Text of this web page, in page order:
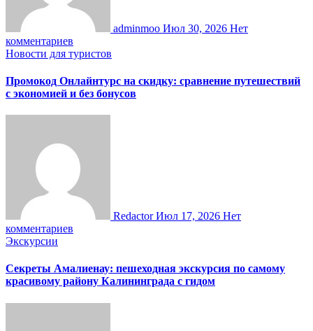
adminmoo Июл 30, 2026 Нет
комментариев
Новости для туристов
Промокод Онлайнтурс на скидку: сравнение путешествий
с экономией и без бонусов
RedactorИюл 17, 2026 Нет
комментариев
Экскурсии
Секреты Амалиенау: пешеходная экскурсия по самому
красивому району Калининграда с гидом